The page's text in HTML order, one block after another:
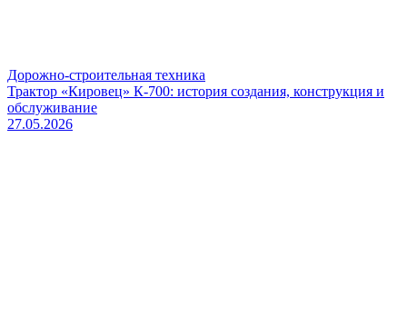
Дорожно-строительная техника
Трактор «Кировец» К-700: история создания, конструкция и
обслуживание
27.05.2026